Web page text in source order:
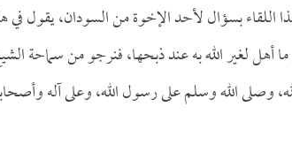
اللقاء بسؤال لأحد الإخوة من السودان، يقول
أهل لغير الله به عند ذبحها، فنرجو من سماحة
وصلى الله وسلم على رسول الله، وعلى آله